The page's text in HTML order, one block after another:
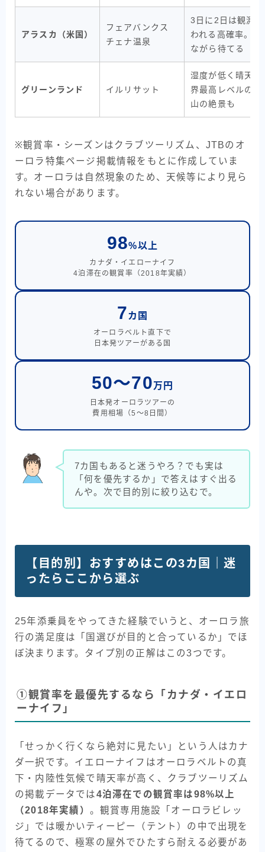
アラスカ（米国）
フェアバンクス
チェナ温泉
3日に2日は観測
われる高確率。温
ながら待てる
グリーンランド イルリサット
湿度が低く晴天率
界最高レベルの可
山の絶景も
※観賞率・シーズンはクラブツーリズム、JTBのオ
ーロラ特集ページ掲載情報をもとに作成していま
す。オーロラは自然現象のため、天候等により見ら
れない場合があります。
98%以上
カナダ・イエローナイフ
4泊滞在の観賞率（2018年実績）
7カ国
オーロラベルト直下で
日本発ツアーがある国
50〜70万円
日本発オーロラツアーの
費用相場（5〜8日間）
7カ国もあると迷うやろ？でも実は
「何を優先するか」で答えはすぐ出る
んや。次で目的別に絞り込むで。
【目的別】おすすめはこの3カ国｜迷
ったらここから選ぶ
25年添乗員をやってきた経験でいうと、オーロラ旅
行の満足度は「国選びが目的と合っているか」でほ
ぼ決まります。タイプ別の正解はこの3つです。
①観賞率を最優先するなら「カナダ・イエロ
ーナイフ」
「せっかく行くなら絶対に見たい」という人はカナ
ダ一択です。イエローナイフはオーロラベルトの真
下・内陸性気候で晴天率が高く、クラブツーリズム
の掲載データでは4泊滞在での観賞率は98%以上
（2018年実績） 。観賞専用施設「オーロラビレッ
ジ」では暖かいティーピー（テント）の中で出現を
待てるので、極寒の屋外でひたすら耐える必要があ